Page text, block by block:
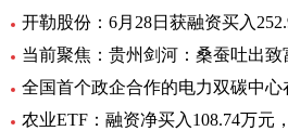
当前聚焦：贵州剑河：桑蚕吐出致
全国首个政企合作的电力双碳中